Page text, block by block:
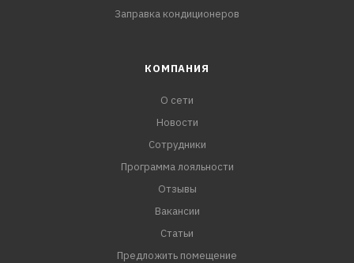
Заправка кондиционеров
КОМПАНИЯ
О сети
Новости
Сотрудники
Программа лояльности
Отзывы
Вакансии
Статьи
Предложить помещение